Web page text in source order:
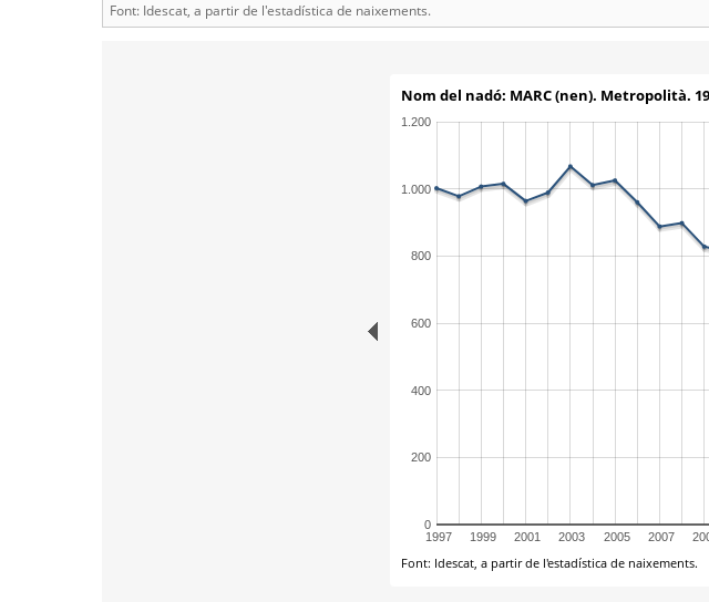
Font: Idescat, a partir de l'estadística de naixements.